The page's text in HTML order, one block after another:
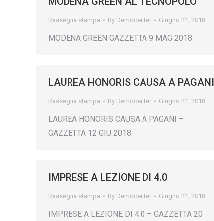
Rassegna stampa By Democenter Giugno 21, 2018
MODENA GREEN GAZZETTA 9 MAG 2018
LAUREA HONORIS CAUSA A PAGANI
Rassegna stampa By Democenter Giugno 21, 2018
LAUREA HONORIS CAUSA A PAGANI –
GAZZETTA 12 GIU 2018.
IMPRESE A LEZIONE DI 4.0
Rassegna stampa By Democenter Giugno 21, 2018
IMPRESE A LEZIONE DI 4.0 – GAZZETTA 20